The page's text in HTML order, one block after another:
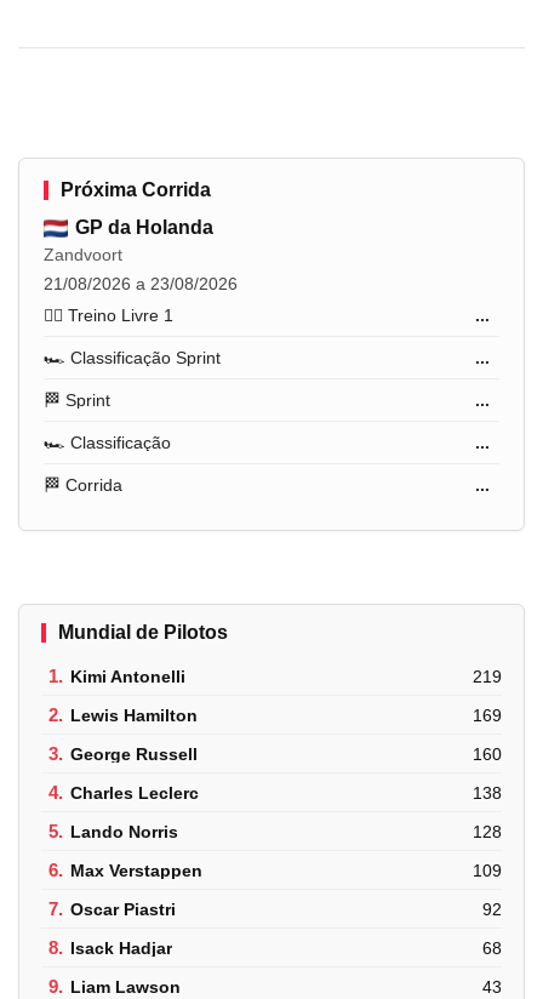
Próxima Corrida
GP da Holanda
Zandvoort
21/08/2026 a 23/08/2026
🏋️‍♂️ Treino Livre 1
...
🏎️ Classificação Sprint ...
🏁 Sprint ...
🏎️ Classificação ...
🏁 Corrida ...
Mundial de Pilotos
1. Kimi Antonelli 219
2. Lewis Hamilton 169
3. George Russell 160
4. Charles Leclerc 138
5. Lando Norris 128
6. Max Verstappen 109
7. Oscar Piastri 92
8. Isack Hadjar 68
9. Liam Lawson 43